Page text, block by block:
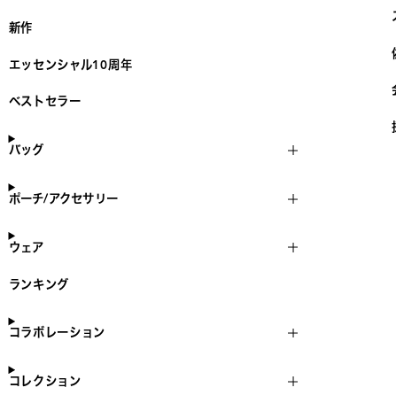
新作
エッセンシャル10周年
ベストセラー
バッグ
ポーチ/アクセサリー
ウェア
ランキング
コラボレーション
コレクション